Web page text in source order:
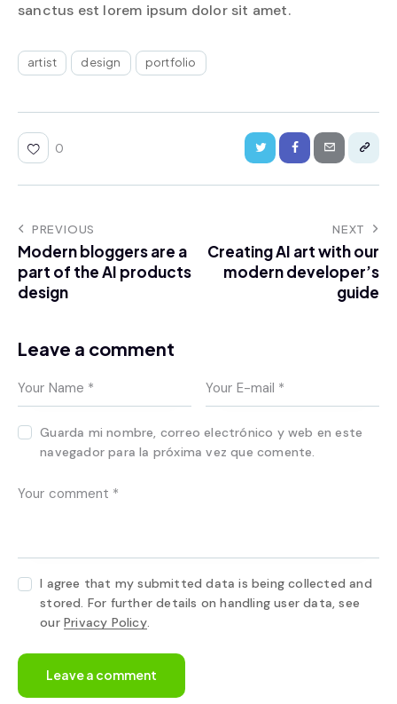
sanctus est lorem ipsum dolor sit amet.
artist design portfolio
0
PREVIOUS
Modern bloggers are a
part of the AI products
design
NEXT
Creating AI art with our
modern developer’s
guide
Leave a comment
Guarda mi nombre, correo electrónico y web en este
navegador para la próxima vez que comente.
I agree that my submitted data is being collected and
stored. For further details on handling user data, see
our Privacy Policy.